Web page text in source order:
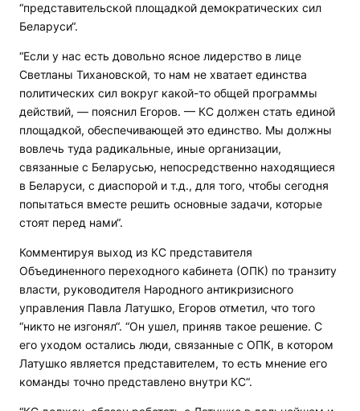
“представительской площадкой демократических сил
Беларуси“.
“Если у нас есть довольно ясное лидерство в лице
Светланы Тихановской, то нам не хватает единства
политических сил вокруг какой-то общей программы
действий, — пояснил Егоров. — КС должен стать единой
площадкой, обеспечивающей это единство. Мы должны
вовлечь туда радикальные, иные организации,
связанные с Беларусью, непосредственно находящиеся
в Беларуси, с диаспорой и т.д., для того, чтобы сегодня
попытаться вместе решить основные задачи, которые
стоят перед нами“.
Комментируя выход из КС представителя
Объединенного переходного кабинета (ОПК) по транзиту
власти, руководителя Народного антикризисного
управления Павла Латушко, Егоров отметил, что того
“никто не изгонял“. “Он ушел, приняв такое решение. С
его уходом остались люди, связанные с ОПК, в котором
Латушко является представителем, то есть мнение его
команды точно представлено внутри КС“.